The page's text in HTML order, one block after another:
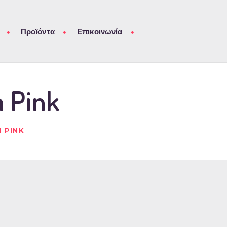
Προϊόντα Επικοινωνία
Pink
PINK